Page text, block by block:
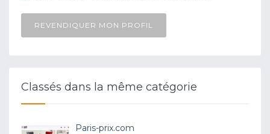
REVENDIQUER MON PROFIL
Classés dans la même catégorie
Paris-prix.com